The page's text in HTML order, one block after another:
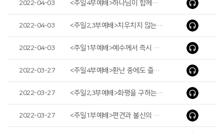
2022-04-03 <주일4부예배>하나님이 함께하시는 사람(A Person with Whom God Is)
2022-04-03 <주일2,3부예배>치우치지 않는 믿음(Faith That Does Not Turn Aside)
2022-04-03 <주일1부예배>예수께서 즉시 손을 내밀어(Immediately Jesus Reached out His Hand)
2022-03-27 <주일4부예배>환난 중에도 즐거워하나니(We Rejoice in Our Sufferings)
2022-03-27 <주일2,3부예배>화평을 구하는 믿음(Peace-seeking Faith)
2022-03-27 <주일1부예배>편견과 불신의 결과(The Fruit of Prejudice and Unbelief)